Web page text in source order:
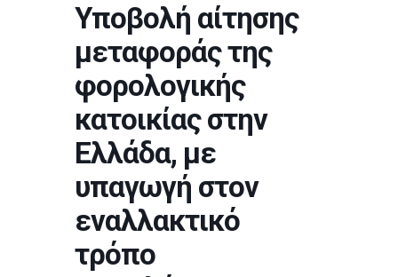
Υποβολή αίτησης
μεταφοράς της
φορολογικής
κατοικίας στην
Ελλάδα, με
υπαγωγή στον
εναλλακτικό
τρόπο